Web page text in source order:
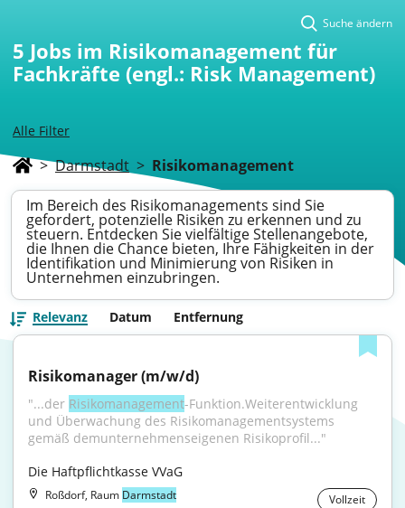
Alle Filter
Suche ändern
5 Jobs im Risikomanagement für
Fachkräfte (engl.: Risk Management)
> Darmstadt > Risikomanagement
Im Bereich des Risikomanagements sind Sie
gefordert, potenzielle Risiken zu erkennen und zu
steuern. Entdecken Sie vielfältige Stellenangebote,
die Ihnen die Chance bieten, Ihre Fähigkeiten in der
Identifikation und Minimierung von Risiken in
Unternehmen einzubringen.
Relevanz Datum Entfernung
Risikomanager (m/w/d)
"...der Risikomanagement-Funktion.Weiterentwicklung
und Überwachung des Risikomanagementsystems
gemäß demunternehmenseigenen Risikoprofil..."
Die Haftpflichtkasse VVaG
Roßdorf, Raum Darmstadt Vollzeit